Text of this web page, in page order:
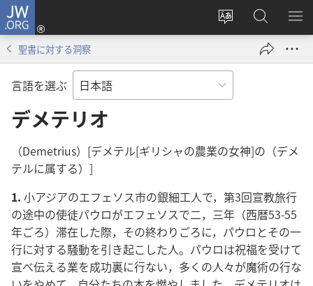
JW.ORG
サ
ト
の
言
変
ロ
グ
ン
し
ブ
く）
JW.ORG
の
検
メ
を
聖書に対する洞察
言語を選ぶ
デメテリオ
（Demetrius）[デメテル[ギリシャの農業の女神]の（デメ
テルに属する）]
1. 小アジアのエフェソス市の銀細工人で，第3回宣教旅行
の途中の使徒パウロがエフェソスで二，三年（西暦53-55
年ごろ）滞在した際，その終わりごろに，パウロとその一
行に対する騒動を引き起こした人。パウロは祝福を受けて
宣べ伝える業を成功裏に行ない，多くの人々が魔術の行な